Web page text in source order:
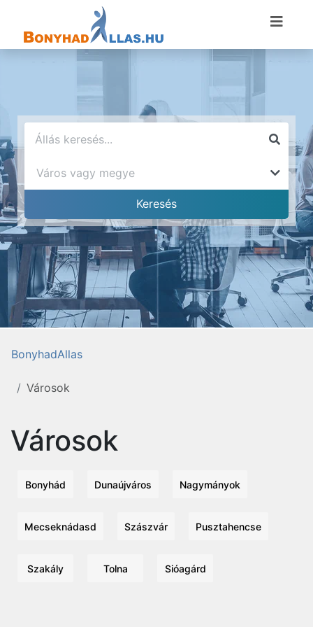
BonyhadAllas
Városok
Városok
Bonyhád Dunaújváros Nagymányok
Mecseknádasd Szászvár Pusztahencse
Szakály Tolna Sióagárd